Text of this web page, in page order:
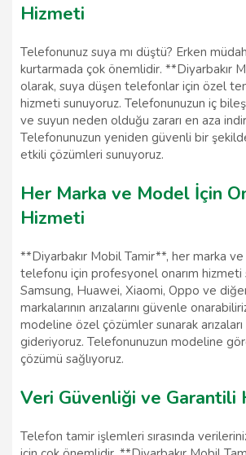
Hizmeti
Telefonunuz suya mı düştü? Erken
kurtarmada çok önemlidir. **Diyarbakır
olarak, suya düşen telefonlar için özel
hizmeti sunuyoruz. Telefonunuzun iç
ve suyun neden olduğu zararı en aza
Telefonunuzun yeniden güvenli bir
etkili çözümleri sunuyoruz.
Her Marka ve Model İçin
Hizmeti
**Diyarbakır Mobil Tamir**, her marka
telefonu için profesyonel onarım hizmeti
Samsung, Huawei, Xiaomi, Oppo ve
markalarının arızalarını güvenle
modeline özel çözümler sunarak arızaları
gideriyoruz. Telefonunuzun modeline
çözümü sağlıyoruz.
Veri Güvenliği ve Garantili
Telefon tamir işlemleri sırasında